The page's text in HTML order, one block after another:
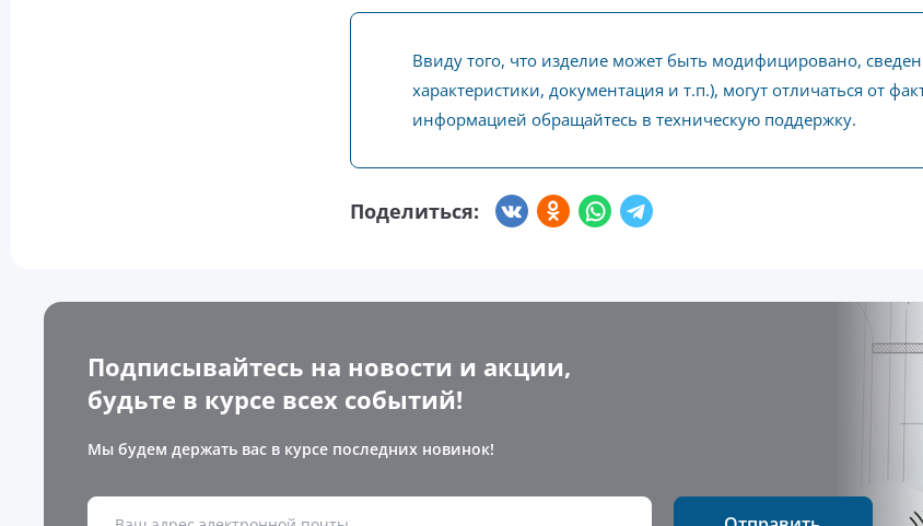
Ввиду того, что изделие может быть модифицировано,
характеристики, документация и т.п.), могут отличаться от
информацией обращайтесь в техническую поддержку.
Поделиться:
Подписывайтесь на новости и акции,
будьте в курсе всех событий!
Мы будем держать вас в курсе последних новинок!